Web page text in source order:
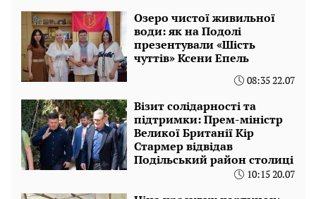
Озеро чистої живильної
води: як на Подолі
презентували «Шість
чуттів» Ксени Епель
08:35 22.07
Візит солідарності та
підтримки: Прем-міністр
Великої Британії Кір
Стармер відвідав
Подільський район столиці
10:15 20.07